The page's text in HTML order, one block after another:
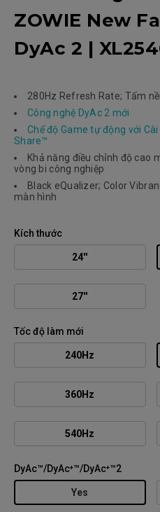
ZOWIE New
DyAc 2 |
280Hz Refresh Rate; Tấm
Công nghệ DyAc 2 mới
Chế độ Game tự động với
Share™
Khả năng điều chỉnh độ cao
vòng bi công nghiệp
Black eQualizer; Color
màn hình
Kích thước
24''
27''
Tốc độ làm mới
240Hz
360Hz
540Hz
DyAc™/DyAc⁺™/DyAc⁺™2
Yes